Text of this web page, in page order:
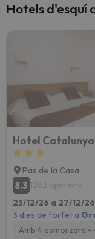
Hotels d'esquí
Hotel Catalunya
Pas de la Casa
8.3 1262 opinions
23/12/26 a 27/12/26
3 dies de forfet a
Amb 4 esmorzars +